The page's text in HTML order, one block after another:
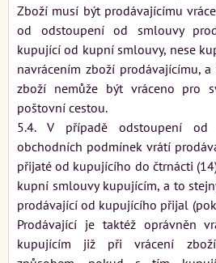
Zboží musí být prodávajícímu
od odstoupení od smlouvy
kupující od kupní smlouvy, nese
navrácením zboží prodávajícímu,
zboží nemůže být vráceno pro
poštovní cestou.
5.4. V případě odstoupení
obchodních podmínek vrátí
přijaté od kupujícího do čtrnácti
kupní smlouvy kupujícím, a to
prodávající od kupujícího přijal
Prodávající je taktéž oprávněn
kupujícím již při vrácení